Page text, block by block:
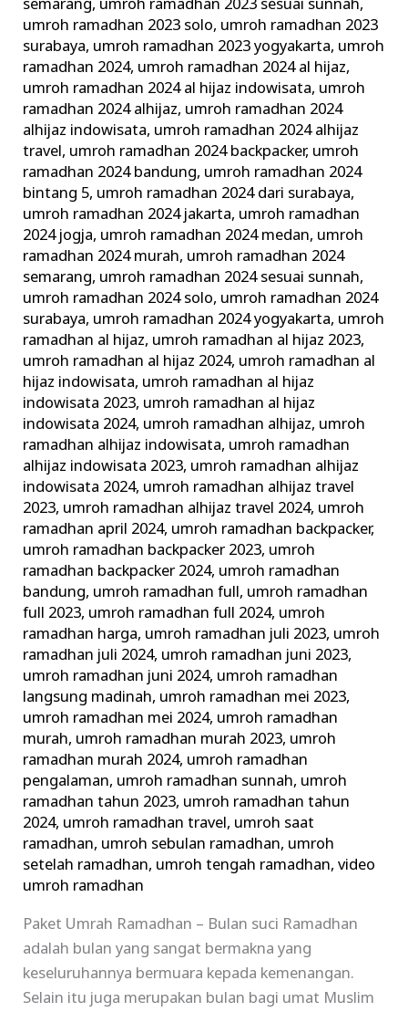
semarang, umroh ramadhan 2023 sesuai sunnah,
umroh ramadhan 2023 solo, umroh ramadhan 2023
surabaya, umroh ramadhan 2023 yogyakarta, umroh
ramadhan 2024, umroh ramadhan 2024 al hijaz,
umroh ramadhan 2024 al hijaz indowisata, umroh
ramadhan 2024 alhijaz, umroh ramadhan 2024
alhijaz indowisata, umroh ramadhan 2024 alhijaz
travel, umroh ramadhan 2024 backpacker, umroh
ramadhan 2024 bandung, umroh ramadhan 2024
bintang 5, umroh ramadhan 2024 dari surabaya,
umroh ramadhan 2024 jakarta, umroh ramadhan
2024 jogja, umroh ramadhan 2024 medan, umroh
ramadhan 2024 murah, umroh ramadhan 2024
semarang, umroh ramadhan 2024 sesuai sunnah,
umroh ramadhan 2024 solo, umroh ramadhan 2024
surabaya, umroh ramadhan 2024 yogyakarta, umroh
ramadhan al hijaz, umroh ramadhan al hijaz 2023,
umroh ramadhan al hijaz 2024, umroh ramadhan al
hijaz indowisata, umroh ramadhan al hijaz
indowisata 2023, umroh ramadhan al hijaz
indowisata 2024, umroh ramadhan alhijaz, umroh
ramadhan alhijaz indowisata, umroh ramadhan
alhijaz indowisata 2023, umroh ramadhan alhijaz
indowisata 2024, umroh ramadhan alhijaz travel
2023, umroh ramadhan alhijaz travel 2024, umroh
ramadhan april 2024, umroh ramadhan backpacker,
umroh ramadhan backpacker 2023, umroh
ramadhan backpacker 2024, umroh ramadhan
bandung, umroh ramadhan full, umroh ramadhan
full 2023, umroh ramadhan full 2024, umroh
ramadhan harga, umroh ramadhan juli 2023, umroh
ramadhan juli 2024, umroh ramadhan juni 2023,
umroh ramadhan juni 2024, umroh ramadhan
langsung madinah, umroh ramadhan mei 2023,
umroh ramadhan mei 2024, umroh ramadhan
murah, umroh ramadhan murah 2023, umroh
ramadhan murah 2024, umroh ramadhan
pengalaman, umroh ramadhan sunnah, umroh
ramadhan tahun 2023, umroh ramadhan tahun
2024, umroh ramadhan travel, umroh saat
ramadhan, umroh sebulan ramadhan, umroh
setelah ramadhan, umroh tengah ramadhan,video
umroh ramadhan
Paket Umrah Ramadhan – Bulan suci Ramadhan
adalah bulan yang sangat bermakna yang
keseluruhannya bermuara kepada kemenangan.
Selain itu juga merupakan bulan bagi umat Muslim